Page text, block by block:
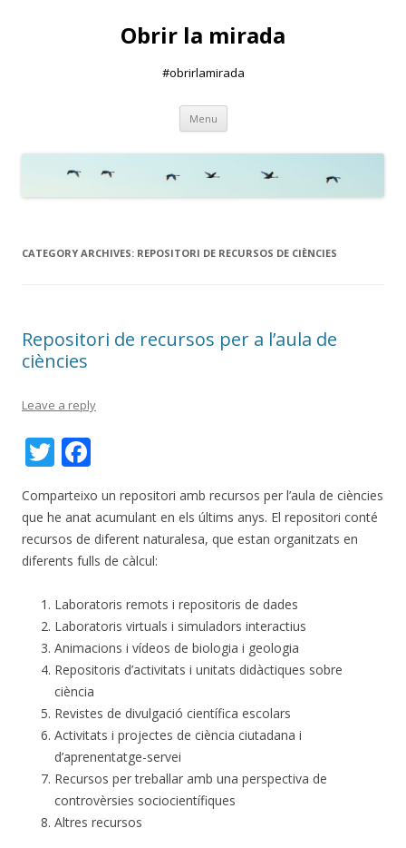
Obrir la mirada
#obrirlamirada
Menu Skip
content
CATEGORY ARCHIVES: REPOSITORI DE RECURSOS DE CIÈNCIES
Repositori de recursos per a l’aula de
ciències
Leave a reply
T
w
itt
er
e
b
o
o
k
Comparteixo un repositori amb recursos per l’aula de ciències
que he anat acumulant en els últims anys. El repositori conté
recursos de diferent naturalesa, que estan organitzats en
diferents fulls de càlcul:
Laboratoris remots i repositoris de dades
Laboratoris virtuals i simuladors interactius
Animacions i vídeos de biologia i geologia
Repositoris d’activitats i unitats didàctiques sobre
ciència
Revistes de divulgació científica escolars
Activitats i projectes de ciència ciutadana i
d’aprenentatge-servei
Recursos per treballar amb una perspectiva de
controvèrsies sociocientífiques
Altres recursos